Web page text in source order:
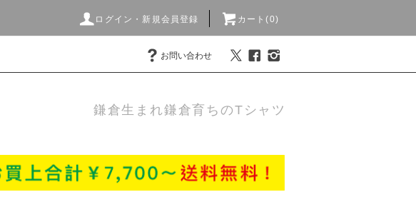
ログイン・新規会員登録 カート(0)
お問い合わせ
鎌倉生まれ鎌倉育ちのTシャツ